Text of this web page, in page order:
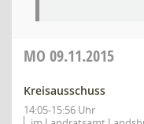
MO 09.11.2015
Kreisausschuss
14:05-15:56 Uhr